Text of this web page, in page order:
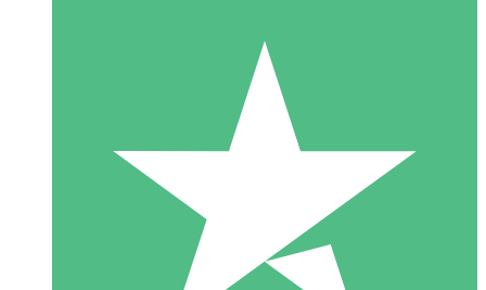
10 Downloads
20 00